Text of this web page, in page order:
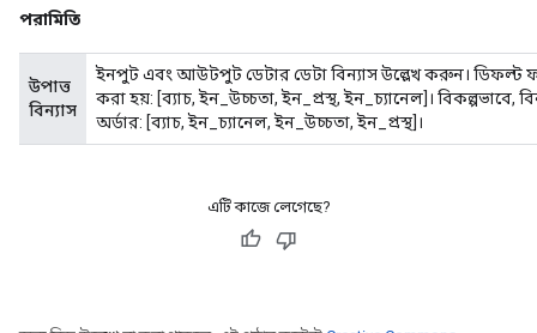
পরামিতি
উপাত্ত
বিন্যাস
ইনপুট এবং আউটপুট ডেটার ডেটা বিন্যাস উল্লেখ করুন। ডিফল্ট
করা হয়: [ব্যাচ, ইন_উচ্চতা, ইন_প্রস্থ, ইন_চ্যানেল]। বিকল্পভাবে,
অর্ডার: [ব্যাচ, ইন_চ্যানেল, ইন_উচ্চতা, ইন_প্রস্থ]।
এটি কাজে লেগেছে?